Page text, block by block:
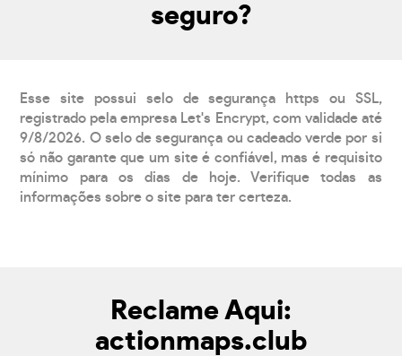
seguro?
Esse site possui selo de segurança https ou SSL,
registrado pela empresa Let's Encrypt, com validade até
9/8/2026. O selo de segurança ou cadeado verde por si
só não garante que um site é confiável, mas é requisito
mínimo para os dias de hoje. Verifique todas as
informações sobre o site para ter certeza.
Reclame Aqui:
actionmaps.club